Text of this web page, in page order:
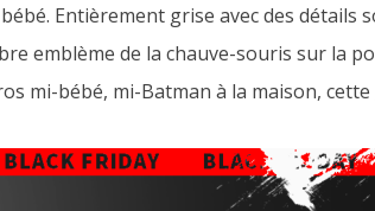
Entièrement grise avec des détails
emblème de la chauve-souris sur la
mi-bébé, mi-Batman à la maison,